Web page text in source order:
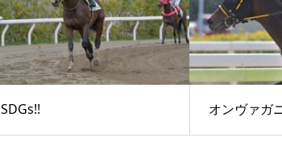
SDGs!! オンヴァガ